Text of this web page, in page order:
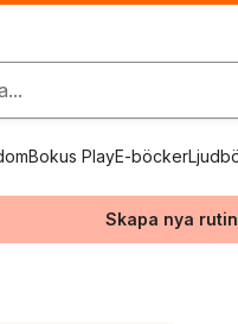
Bokus PlayE-böcker
Skapa nya